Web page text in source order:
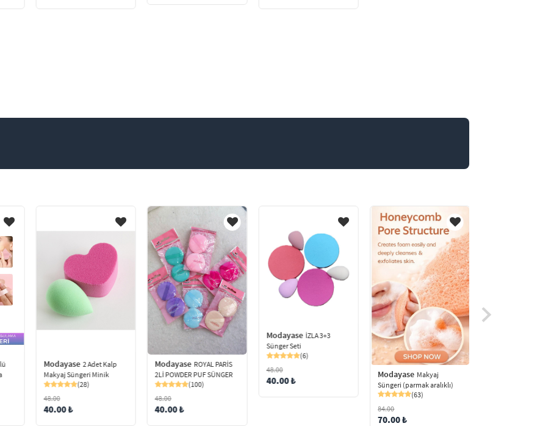
Modayase 2 Adet Kalp
Makyaj Süngeri Minik
(28)
48.00
40.00 ₺
Modayase ROYAL PARİS
2Lİ POWDER PUF SÜNGER
(100)
48.00
40.00 ₺
Modayase İZLA 3+3
Sünger Seti
(6)
48.00
40.00 ₺
Modayase Makyaj
Süngeri (parmak aralıklı)
(63)
84.00
70.00 ₺